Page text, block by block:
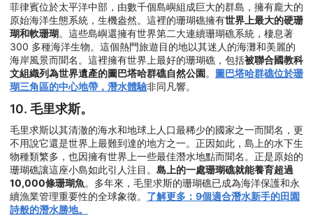
菲律賓位於太平洋中部，由數千個島嶼組成巨大的群島，擁有龐大的
原始海洋生態系統，生機盎然。這裡的珊瑚礁擁有世界上最大的硬珊
瑚和軟珊瑚。這些島嶼還擁有世界第二大連續珊瑚礁系統，棲息著
300 多種海洋生物。這個熱門旅遊目的地以其迷人的海灘和美麗的
海岸風景而聞名。這裡擁有世界上最好的珊瑚礁，包括被聯合國教科
文組織列為世界遺產的圖巴塔哈群礁自然公園。 圖巴塔哈群礁位於珊
瑚三角區的中心地帶，潛水體驗非同凡響。
10. 毛里求斯。
毛里求斯以其清澈的海水和地球上人口最稀少的國家之一而聞名，更
不用說它還是世界上最難到達的地方之一。正因如此，島上的水下生
物種類繁多，也因擁有世界上一些最佳潛水地點而聞名。正是原始的
珊瑚礁讓這座小島如此引人注目。 島上的一處珊瑚礁就能養育超過
10,000條珊瑚魚。多年來，毛里求斯的珊瑚礁已成為海洋保護和永
續漁業管理重要性的全球象徵。 了解更多：9個適合潛水新手的田園
詩般的潛水勝地。